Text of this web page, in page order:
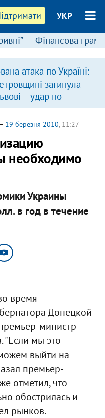
УКР
Фінансова
атака по Україні:
загинула
– удар по
19 березня 2010, 11:27
необходимо
Украины
в год в течение
время
Донецкой
министр
"Если мы это
выйти на
премьер-
отметил, что
обострилась и
рынков.